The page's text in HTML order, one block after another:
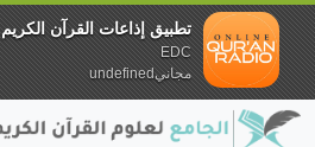
تطبيق إذاعات القرآن الكريم
EDC
مجانيundefined